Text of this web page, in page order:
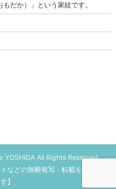
だか）」という家紋です。
All Rights Reserved.
などの無断複写・転載を禁じま
す】